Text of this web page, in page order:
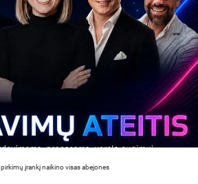
įrankį naikino visas abejones